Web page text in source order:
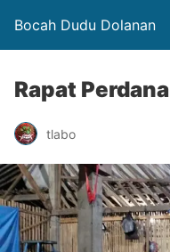
Bocah Dudu Dolanan
Rapat Perdana
tlabo